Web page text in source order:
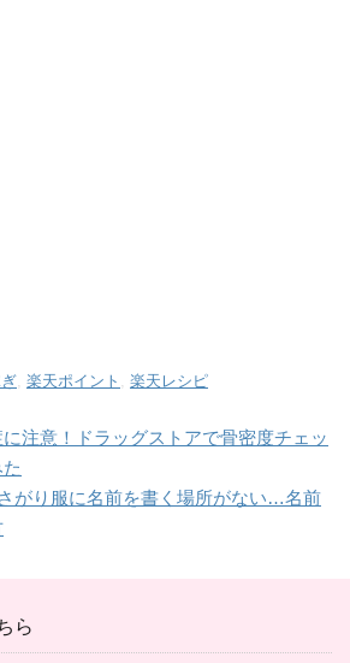
, 楽天ポイント , 楽天レシピ
注意！ドラッグストアで骨密度チェッ
さがり服に名前を書く場所がない…名前
ら